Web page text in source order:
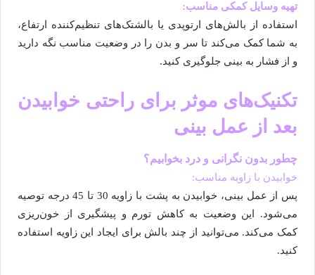
تهیه وسایل کمکی مناسب:
استفاده از بالش‌های ارتوپدی یا بالشتک‌های تنظیم‌کننده ارتفاع،
به شما کمک می‌کند تا سر و بدن را در وضعیت مناسب نگه دارید
و از فشار به بینی جلوگیری کنید.
تکنیک‌های موثر برای راحتی خوابیدن
بعد از عمل بینی
چطور بدون نگرانی و درد بخوابیم؟
خوابیدن با زاویه مناسب:
پس از عمل بینی، خوابیدن به پشت با زاویه 30 تا 45 درجه توصیه
می‌شود. این وضعیت به کاهش تورم و پیشگیری از خون‌ریزی
کمک می‌کند. می‌توانید از چند بالش برای ایجاد این زاویه استفاده
کنید.